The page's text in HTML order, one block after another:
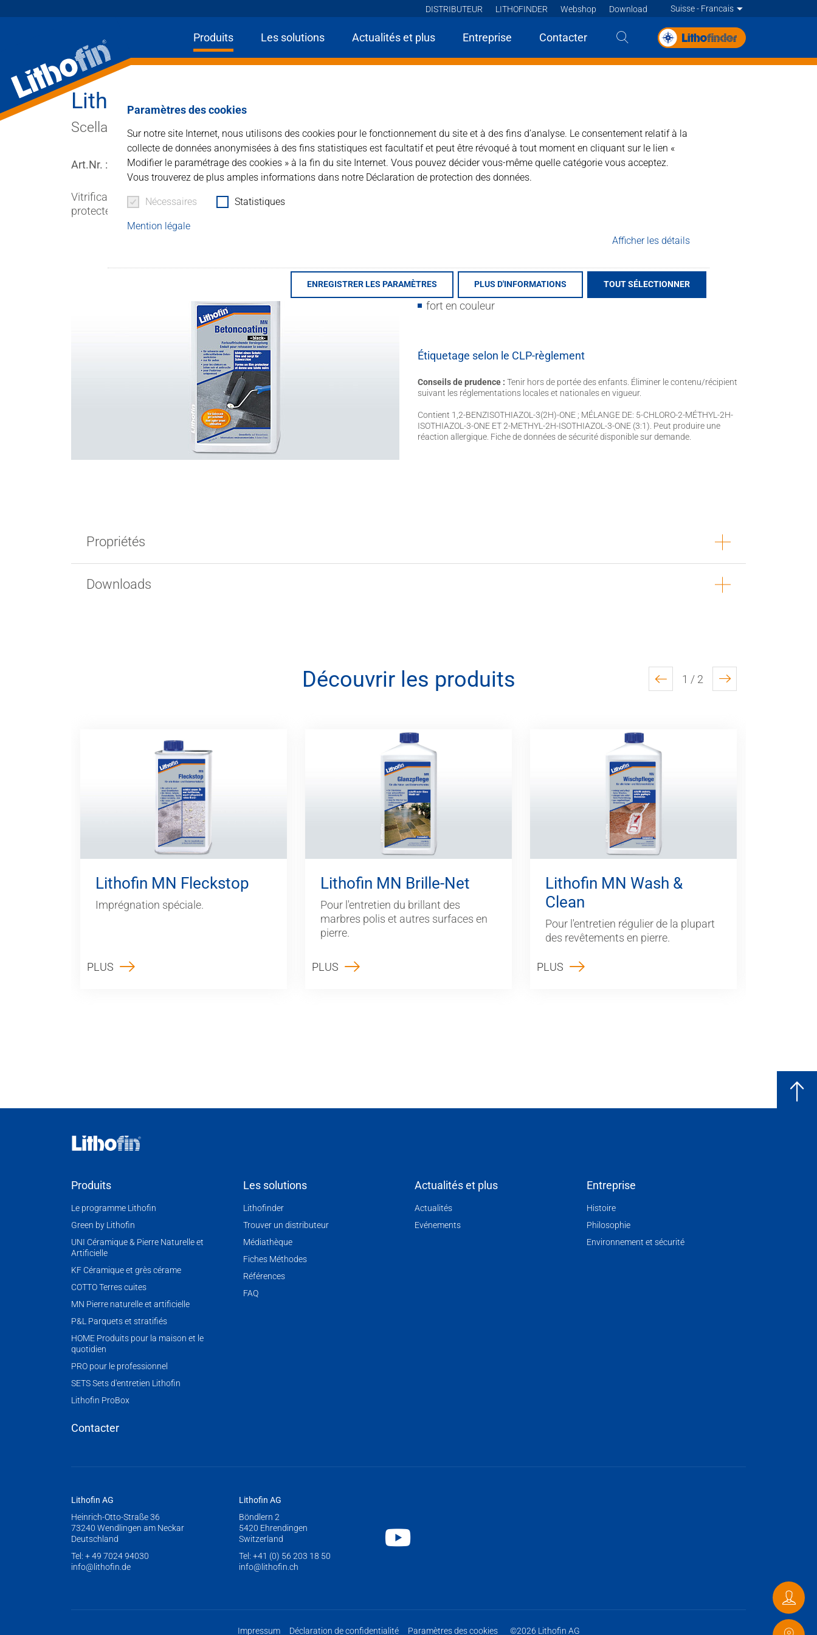
Paramètres des cookies
Sur notre site Internet, nous utilisons des cookies pour le fonctionnement du site et à des fins d’analyse. Le consentement relatif à la
collecte de données anonymisées à des fins statistiques est facultatif et peut être révoqué à tout moment en cliquant sur le lien «
Modifier le paramétrage des cookies » à la fin du site Internet. Vous pouvez décider vous-même quelle catégorie vous acceptez.
Vous trouverez de plus amples informations dans notre Déclaration de protection des données.
Nécessaires Statistiques
Mention légale
Afficher les détails
ENREGISTRER LES PARAMÈTRES PLUS D'INFORMATIONS TOUT SÉLECTIONNER
DISTRIBUTEUR LITHOFINDER Webshop Download
Suisse - Francais
Deutsch
English
English
Francais
Francais Nederlands - BE
Produits Les solutions Actualités et plus Entreprise Contacter
Produits
Actualités et plus
MN Pierre naturelle et artificielle Lithofin MN Betoncoating -black-
Lithofin MN Betoncoating -black-
Scellant à base d'eau pour raviver les couleurs.
Art.Nr. : 962
Vitrification prête à l'emploi à base d'eau améliore l'aspect et rend les surfaces en blocs de béton plus faciles à entretenir. Forme un film
protecteur et colore la surface d'une élégante teinte noire.
seulement pour extérieures
fort en couleur
Étiquetage selon le CLP-règlement
Conseils de prudence : Tenir hors de portée des enfants. Éliminer le contenu/récipient
suivant les réglementations locales et nationales en vigueur.
Contient 1,2-BENZISOTHIAZOL-3(2H)-ONE ; MÉLANGE DE: 5-CHLORO-2-MÉTHYL-2H-
ISOTHIAZOL-3-ONE ET 2-METHYL-2H-ISOTHIAZOL-3-ONE (3:1). Peut produire une
réaction allergique. Fiche de données de sécurité disponible sur demande.
Propriétés
Downloads
Découvrir les produits previous
1 / 2
next
Lithofin MN Fleckstop
Imprégnation spéciale.
PLUS
Lithofin MN Brille-Net
Pour l'entretien du brillant des
marbres polis et autres surfaces en
pierre.
PLUS
Lithofin MN Wash &
Clean
Pour l'entretien régulier de la plupart
des revêtements en pierre.
PLUS
Produits
Le programme Lithofin
Green by Lithofin
UNI Céramique & Pierre Naturelle et
Artificielle
KF Céramique et grès cérame
COTTO Terres cuites
MN Pierre naturelle et artificielle
P&L Parquets et stratifiés
HOME Produits pour la maison et le
quotidien
PRO pour le professionnel
SETS Sets d'entretien Lithofin
Lithofin ProBox
Les solutions
Lithofinder
Trouver un distributeur
Médiathèque
Fiches Méthodes
Références
FAQ
Actualités et plus
Actualités
Evénements
Entreprise
Histoire
Philosophie
Environnement et sécurité
Contacter
Lithofin AG
Heinrich-Otto-Straße 36
73240 Wendlingen am Neckar
Deutschland
Tel: + 49 7024 94030
info@lithofin.de
Lithofin AG
Böndlern 2
5420 Ehrendingen
Switzerland
Tel: +41 (0) 56 203 18 50
info@lithofin.ch
Youtube
Impressum Déclaration de confidentialité Paramètres des cookies ©2026 Lithofin AG